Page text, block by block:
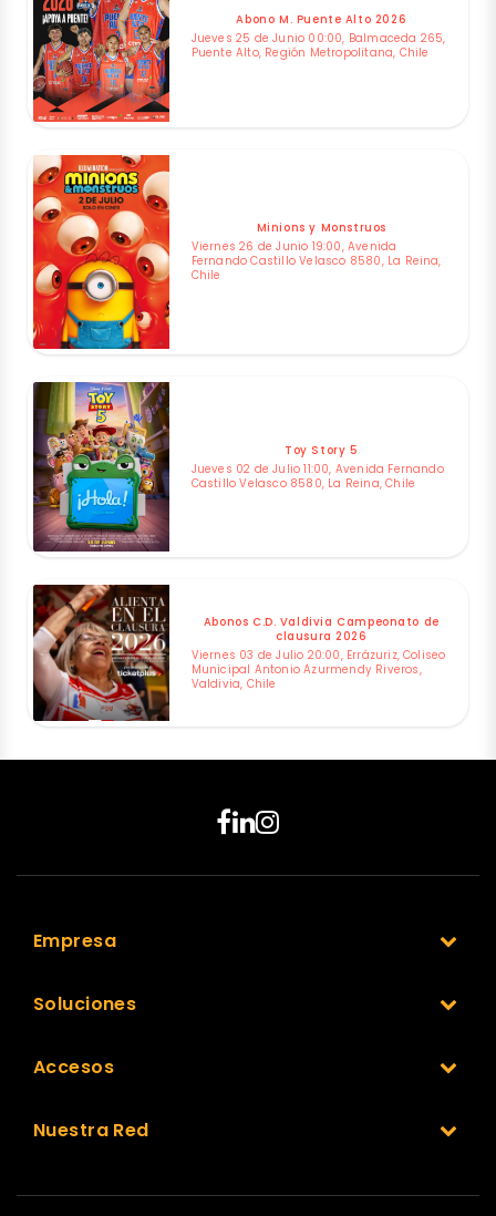
Abono M. Puente Alto 2026
Jueves 25 de Junio 00:00, Balmaceda 265,
Puente Alto, Región Metropolitana, Chile
Minions y Monstruos
Viernes 26 de Junio 19:00, Avenida
Fernando Castillo Velasco 8580, La Reina,
Chile
Toy Story 5
Jueves 02 de Julio 11:00, Avenida Fernando
Castillo Velasco 8580, La Reina, Chile
Abonos C.D. Valdivia Campeonato de
clausura 2026
Viernes 03 de Julio 20:00, Errázuriz, Coliseo
Municipal Antonio Azurmendy Riveros,
Valdivia, Chile
Empresa
Soluciones
Accesos
Nuestra Red